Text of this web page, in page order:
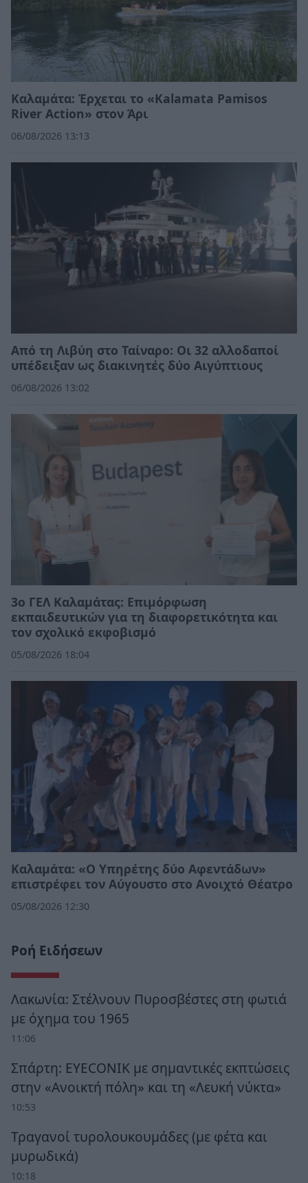
Καλαμάτα: Έρχεται το «Kalamata Pamisos
River Action» στον Άρι
06/08/2026 13:13
Από τη Λιβύη στο Ταίναρο: Οι 32 αλλοδαποί
υπέδειξαν ως διακινητές δύο Αιγύπτιους
06/08/2026 13:02
3ο ΓΕΛ Καλαμάτας: Επιμόρφωση
εκπαιδευτικών για τη διαφορετικότητα και
τον σχολικό εκφοβισμό
05/08/2026 18:04
Καλαμάτα: «Ο Υπηρέτης δύο Αφεντάδων»
επιστρέφει τον Αύγουστο στο Ανοιχτό Θέατρο
05/08/2026 12:30
Ροή Ειδήσεων
Λακωνία: Στέλνουν Πυροσβέστες στη φωτιά
με όχημα του 1965
11:06
Σπάρτη: EYECONIK με σημαντικές εκπτώσεις
στην «Ανοικτή πόλη» και τη «Λευκή νύκτα»
10:53
Τραγανοί τυρολουκουμάδες (με φέτα και
μυρωδικά)
10:18